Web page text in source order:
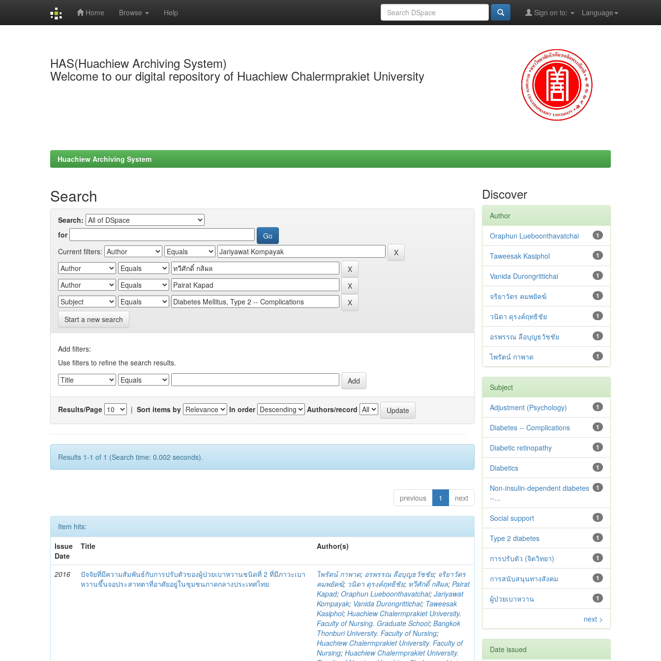
Home Browse Help Language
Sign on to:
HAS(Huachiew Archiving System)
Welcome to our digital repository of Huachiew Chalermprakiet University
Huachiew Archiving System
Search
Search:
for
Current filters:
Start a new search
Add filters:
Use filters to refine the search results.
Results/Page | Sort items by In order Authors/record
Results 1-1 of 1 (Search time: 0.002 seconds).
previous 1 next
Item hits:
Issue
Date
Title Author(s)
2016
ปัจจัยที่มีความสัมพันธ์กับการปรับตัวของผู้ป่วยเบาหวานชนิดที่ 2 ที่มีภาวะเบา
หวานขึ้นจอประสาทตาที่อาศัยอยู่ในชุมชนภาคกลางประเทศไทย
ไพรัตน์ กาพาด; อรพรรณ ลือบุญธวัชชัย; จริยาวัตร
คมพยัคฆ์; วนิดา ดุรงค์ฤทธิชัย; ทวีศักดิ์ กสิผล;Pairat
Kapad;Oraphun Lueboonthavatchai;Jariyawat
Kompayak; Vanida Durongrittichai; Taweesak
Kasiphol;Huachiew Chalermprakiet University.
Faculty of Nursing. Graduate School;Bangkok
Thonburi University. Faculty of Nursing;
Huachiew Chalermprakiet University. Faculty of
Nursing;Huachiew Chalermprakiet University.
Discover
Author
1
Oraphun Lueboonthavatchai
1
Taweesak Kasiphol
1
Vanida Durongrittichai
1
จริยาวัตร คมพยัคฆ์
1
วนิดา ดุรงค์ฤทธิชัย
1
อรพรรณ ลือบุญธวัชชัย
1
ไพรัตน์ กาพาด
Subject
1
Adjustment ‪(Psychology)
1
Diabetes -- Complications
1
Diabetic retinopathy
1
Diabetics
1
Non-insulin-dependent diabetes
--...
1
Social support
1
Type 2 diabetes‬‬‬‬‬‬
1
การปรับตัว (จิตวิทยา)
1
การสนับสนุนทางสังคม
1
ผู้ป่วยเบาหวาน
next >
Date issued